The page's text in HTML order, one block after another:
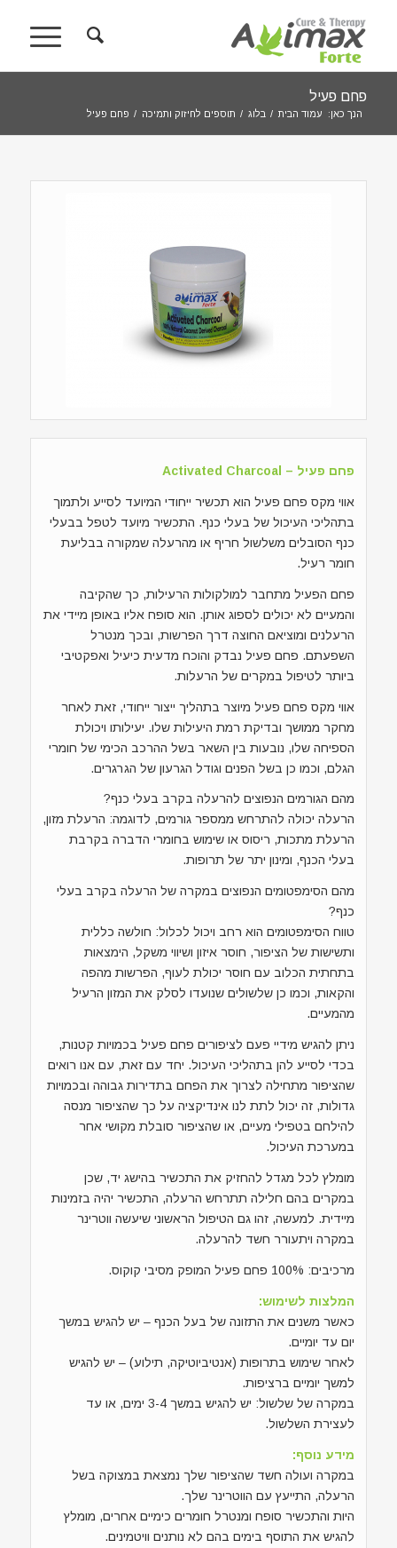
פחם פעיל
הנך כאן: עמוד הבית / בלוג / תוספים לחיזוק ותמיכה / פחם פעיל
פחם פעיל – Activated Charcoal
אווי מקס פחם פעיל הוא תכשיר ייחודי המיועד לסייע ולתמוך
בתהליכי העיכול של בעלי כנף. התכשיר מיועד לטפל בבעלי
כנף הסובלים משלשול חריף או מהרעלה שמקורה בבליעת
חומר רעיל.
פחם הפעיל מתחבר למולקולות הרעילות, כך שהקיבה
והמעיים לא יכולים לספוג אותן. הוא סופח אליו באופן מיידי את
הרעלנים ומוציאם החוצה דרך הפרשות, ובכך מנטרל
השפעתם. פחם פעיל נבדק והוכח מדעית כיעיל ואפקטיבי
ביותר לטיפול במקרים של הרעלות.
אווי מקס פחם פעיל מיוצר בתהליך ייצור ייחודי, זאת לאחר
מחקר ממושך ובדיקת רמת היעילות שלו. יעילותו ויכולת
הספיחה שלו, נובעות בין השאר בשל ההרכב הכימי של חומרי
הגלם, וכמו כן בשל הפנים וגודל הגרעון של הגרגרים.
מהם הגורמים הנפוצים להרעלה בקרב בעלי כנף?
הרעלה יכולה להתרחש ממספר גורמים, לדוגמה: הרעלת מזון,
הרעלת מתכות, ריסוס או שימוש בחומרי הדברה בקרבת
בעלי הכנף, ומינון יתר של תרופות.
מהם הסימפטומים הנפוצים במקרה של הרעלה בקרב בעלי
כנף?
טווח הסימפטומים הוא רחב ויכול לכלול: חולשה כללית
ותשישות של הציפור, חוסר איזון ושיווי משקל, הימצאות
בתחתית הכלוב עם חוסר יכולת לעוף, הפרשות מהפה
והקאות, וכמו כן שלשולים שנועדו לסלק את המזון הרעיל
מהמעיים.
ניתן להגיש מידיי פעם לציפורים פחם פעיל בכמויות קטנות,
בכדי לסייע להן בתהליכי העיכול. יחד עם זאת, עם אנו רואים
שהציפור מתחילה לצרוך את הפחם בתדירות גבוהה ובכמויות
גדולות, זה יכול לתת לנו אינדיקציה על כך שהציפור מנסה
להילחם בטפילי מעיים, או שהציפור סובלת מקושי אחר
במערכת העיכול.
מומלץ לכל מגדל להחזיק את התכשיר בהישג יד, שכן
במקרים בהם חלילה תתרחש הרעלה, התכשיר יהיה בזמינות
מיידית. למעשה, זהו גם הטיפול הראשוני שיעשה ווטרינר
במקרה ויתעורר חשד להרעלה.
מרכיבים: 100% פחם פעיל המופק מסיבי קוקוס.
המלצות לשימוש:
כאשר משנים את התזונה של בעל הכנף – יש להגיש במשך
יום עד יומיים.
לאחר שימוש בתרופות (אנטיביוטיקה, תילוע) – יש להגיש
למשך יומיים ברציפות.
במקרה של שלשול: יש להגיש במשך 3-4 ימים, או עד
לעצירת השלשול.
מידע נוסף:
במקרה ועולה חשד שהציפור שלך נמצאת במצוקה בשל
הרעלה, התייעץ עם הווטרינר שלך.
היות והתכשיר סופח ומנטרל חומרים כימיים אחרים, מומלץ
להגיש את התוסף בימים בהם לא נותנים וויטמינים.